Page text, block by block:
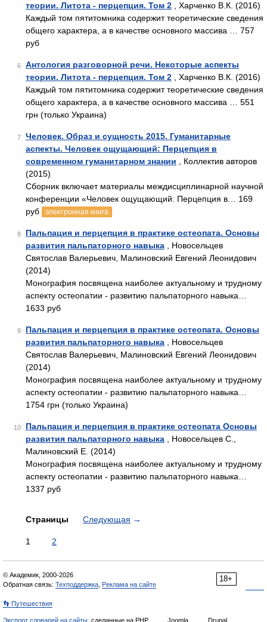
теории. Литота - перцепция. Том 2 , Харченко В.К. (2016)
Каждый том пятитомника содержит теоретические сведения
общего характера, а в качестве основного массива … 757
руб
6
Антология разговорной речи. Некоторые аспекты
теории. Литота - перцепция. Том 2 , Харченко В.К. (2016)
Каждый том пятитомника содержит теоретические сведения
общего характера, а в качестве основного массива … 551
грн (только Украина)
7
Человек. Образ и сущность 2015. Гуманитарные
аспекты. Человек ощущающий: Перцепция в
современном гуманитарном знании , Коллектив авторов
(2015)
Сборник включает материалы междисциплинарной научной
конференции «Человек ощущающий: Перцепция в… 169
руб
электронная книга
8
Пальпация и перцепция в практике остеопата. Основы
развития пальпаторного навыка , Новосельцев
Святослав Валерьевич, Малиновский Евгений Леонидович
(2014)
Монография посвящена наиболее актуальному и трудному
аспекту остеопатии - развитию пальпаторного навыка…
1633 руб
9
Пальпация и перцепция в практике остеопата. Основы
развития пальпаторного навыка , Новосельцев
Святослав Валерьевич, Малиновский Евгений Леонидович
(2014)
Монография посвящена наиболее актуальному и трудному
аспекту остеопатии - развитию пальпаторного навыка…
1754 грн (только Украина)
10
Пальпация и перцепция в практике остеопата Основы
развития пальпаторного навыка , Новосельцев С.,
Малиновский Е. (2014)
Монография посвящена наиболее актуальному и трудному
аспекту остеопатии - развитию пальпаторного навыка…
1337 руб
Страницы Следующая →
1 2
18+
© Академик, 2000-2026
Обратная связь: Техподдержка Реклама на сайте
👣 Путешествия
Экспорт словарей на сайты , сделанные на PHP, Joomla, Drupal,